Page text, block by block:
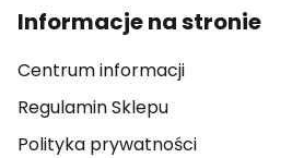
Informacje na stronie
Centrum informacji
Regulamin Sklepu
Polityka prywatności